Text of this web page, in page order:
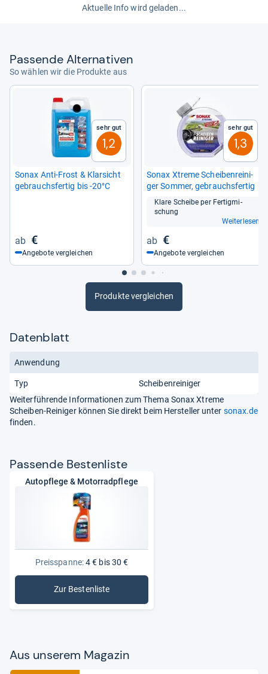
Aktuelle Info wird geladen...
Pas­sende Alter­na­ti­ven
So wählen wir die Produkte aus
Sehr gut
1,2
Sonax Anti-​Frost & Klar­sicht
gebrauchs­fer­tig bis -​20°C
€
Angebote vergleichen
Sehr gut
1,3
Sonax Xtreme Schei­ben­rei­ni­
ger Som­mer, gebrauchs­fer­tig
Klare Scheibe per Fer­tig­mi­
schung
Weiterlesen
€
Angebote vergleichen
Produkte vergleichen
Datenblatt
Anwendung
Typ
Scheibenreiniger
Weiterführende Informationen zum Thema Sonax Xtreme
Scheiben-Reiniger können Sie direkt beim Hersteller unter sonax.de
finden.
Pas­sende Bes­ten­liste
Autopflege & Motorradpflege
Preisspanne:4 € bis 30 €
Zur Bestenliste: Autopflege & Motorradpflege
Aus unse­rem Maga­zin